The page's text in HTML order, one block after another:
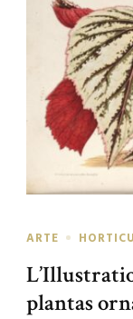
ARTE
plantas